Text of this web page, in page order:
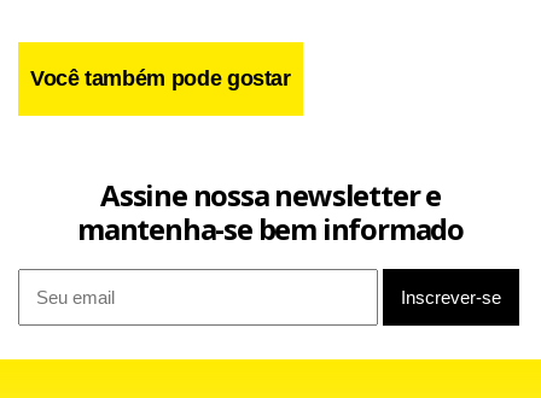
"No caso da telefonia móvel e de outros ativos na Itália que
Você também pode gostar
Assine nossa newsletter e
mantenha-se bem informado